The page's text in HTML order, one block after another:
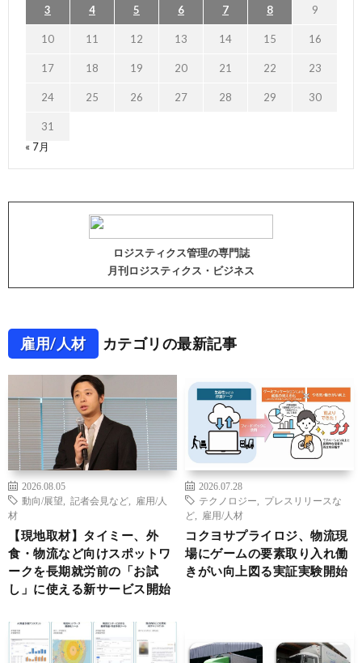
3 4 5 6 7 8 9
10 11 12 13 14 15 16
17 18 19 20 21 22 23
24 25 26 27 28 29 30
31
« 7月
ロジスティクス管理の専門誌
月刊ロジスティクス・ビジネス
雇用/人材 カテゴリの最新記事
2026.08.05
動向/展望
記者会見など
雇用/人
材
【現地取材】タイミー、外
食・物流など向けスポットワ
ークを長期就労前の「お試
し」に使える新サービス開始
2026.07.28
テクノロジー
プレスリリースな
ど
雇用/人材
コクヨサプライロジ、物流現
場にゲームの要素取り入れ働
きがい向上図る実証実験開始